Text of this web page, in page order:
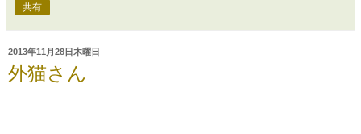
共有
2013年11月28日木曜日
外猫さん